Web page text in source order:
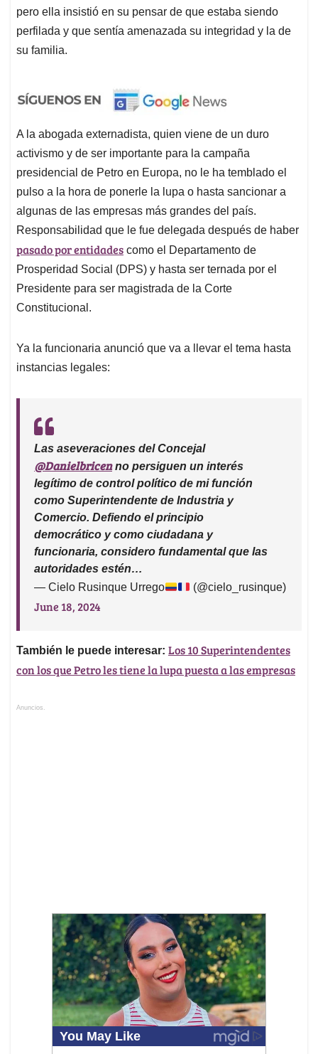
pero ella insistió en su pensar de que estaba siendo
perfilada y que sentía amenazada su integridad y la de
su familia.
A la abogada externadista, quien viene de un duro
activismo y de ser importante para la campaña
presidencial de Petro en Europa, no le ha temblado el
pulso a la hora de ponerle la lupa o hasta sancionar a
algunas de las empresas más grandes del país.
Responsabilidad que le fue delegada después de haber
pasado por entidades como el Departamento de
Prosperidad Social (DPS) y hasta ser ternada por el
Presidente para ser magistrada de la Corte
Constitucional.
Ya la funcionaria anunció que va a llevar el tema hasta
instancias legales:
Las aseveraciones del Concejal
@Danielbricenno persiguen un interés
legítimo de control político de mi función
como Superintendente de Industria y
Comercio. Defiendo el principio
democrático y como ciudadana y
funcionaria, considero fundamental que las
autoridades estén…
— Cielo Rusinque Urrego
(@cielo_rusinque)
June 18, 2024
También le puede interesar: Los 10 Superintendentes
con los que Petro les tiene la lupa puesta a las empresas
Anuncios.